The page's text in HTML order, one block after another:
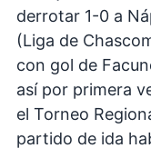
derrotar 1-0 a
(Liga de
con gol de
así por primera
el Torneo
partido de ida